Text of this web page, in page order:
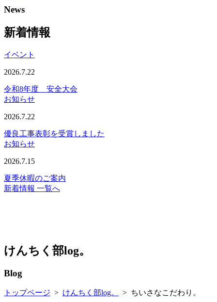
News
新着情報
イベント
2026.7.22
令和8年度 安全大会
お知らせ
2026.7.22
優良工事表彰を受賞しました
お知らせ
2026.7.15
夏季休暇のご案内
新着情報 一覧へ
けんちく部log。
Blog
トップページ > けんちく部log。 > ちいさなこだわり。